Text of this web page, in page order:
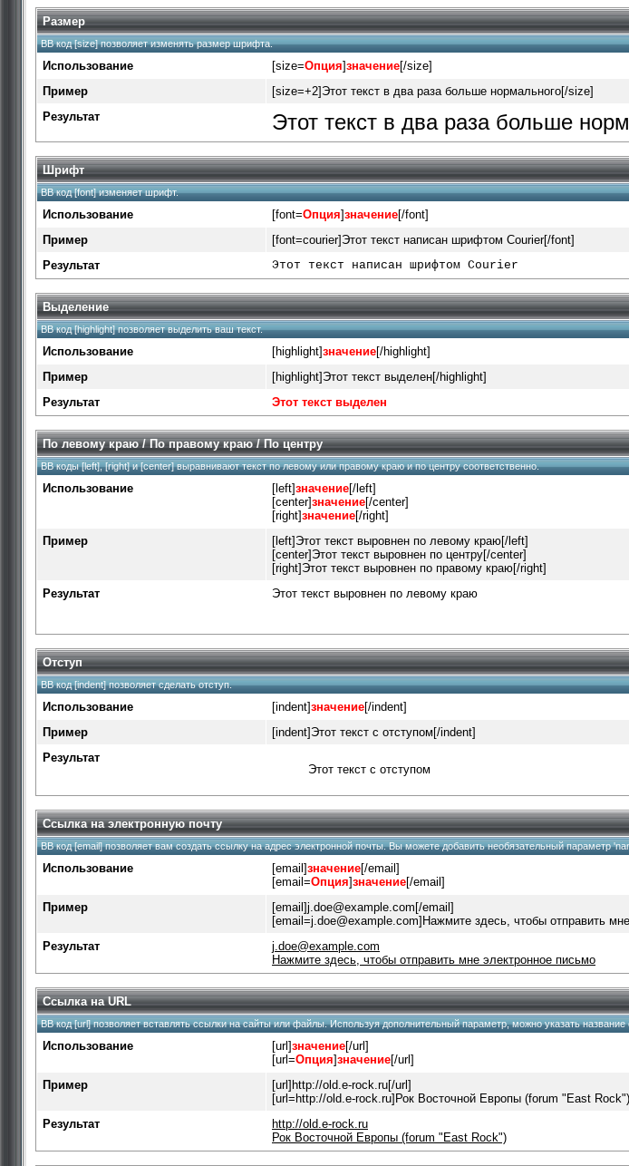
Размер
BB код [size] позволяет изменять размер шрифта.
Использование [size=Опция]значение[/size]
Пример
[size=+2]Этот текст в два раза больше нормального[/size]
Результат
Этот текст в два раза больше
Шрифт
BB код [font] изменяет шрифт.
Использование [font=Опция]значение[/font]
Пример
[font=courier]Этот текст написан шрифтом Courier[/font]
Результат
Этот текст написан шрифтом Courier
Выделение
BB код [highlight] позволяет выделить ваш текст.
Использование [highlight]значение[/highlight]
Пример
[highlight]Этот текст выделен[/highlight]
Результат
Этот текст выделен
По левому краю / По правому краю / По центру
BB коды [left], [right] и [center] выравнивают текст по левому или правому краю и по центру соответственно.
Использование [left]значение[/left]
[center]значение[/center]
[right]значение[/right]
Пример
[left]Этот текст выровнен по левому краю[/left]
[center]Этот текст выровнен по центру[/center]
[right]Этот текст выровнен по правому краю[/right]
Результат
Этот текст выровнен по левому краю
Отступ
BB код [indent] позволяет сделать отступ.
Использование [indent]значение[/indent]
Пример
[indent]Этот текст с отступом[/indent]
Результат
Этот текст с отступом
Ссылка на электронную почту
BB код [email] позволяет вам создать ссылку на адрес электронной почты. Вы можете добавить необязательный параметр
Использование [email]значение[/email]
[email=Опция]значение[/email]
Пример
[email]j.doe@example.com [/email]
[email=j.doe@example.com]Нажмите здесь, чтобы отправить
Результат
j.doe@example.com
Нажмите здесь, чтобы отправить мне электронное письмо
Ссылка на URL
BB код [url] позволяет вставлять ссылки на сайты или файлы. Используя дополнительный параметр, можно указать название
Использование [url]значение[/url]
[url=Опция]значение[/url]
Пример
[url]http://old.e-rock.ru[/url]
[url=http://old.e-rock.ru]Рок Восточной Европы (forum "East
Результат
http://old.e-rock.ru
Рок Восточной Европы (forum "East Rock")